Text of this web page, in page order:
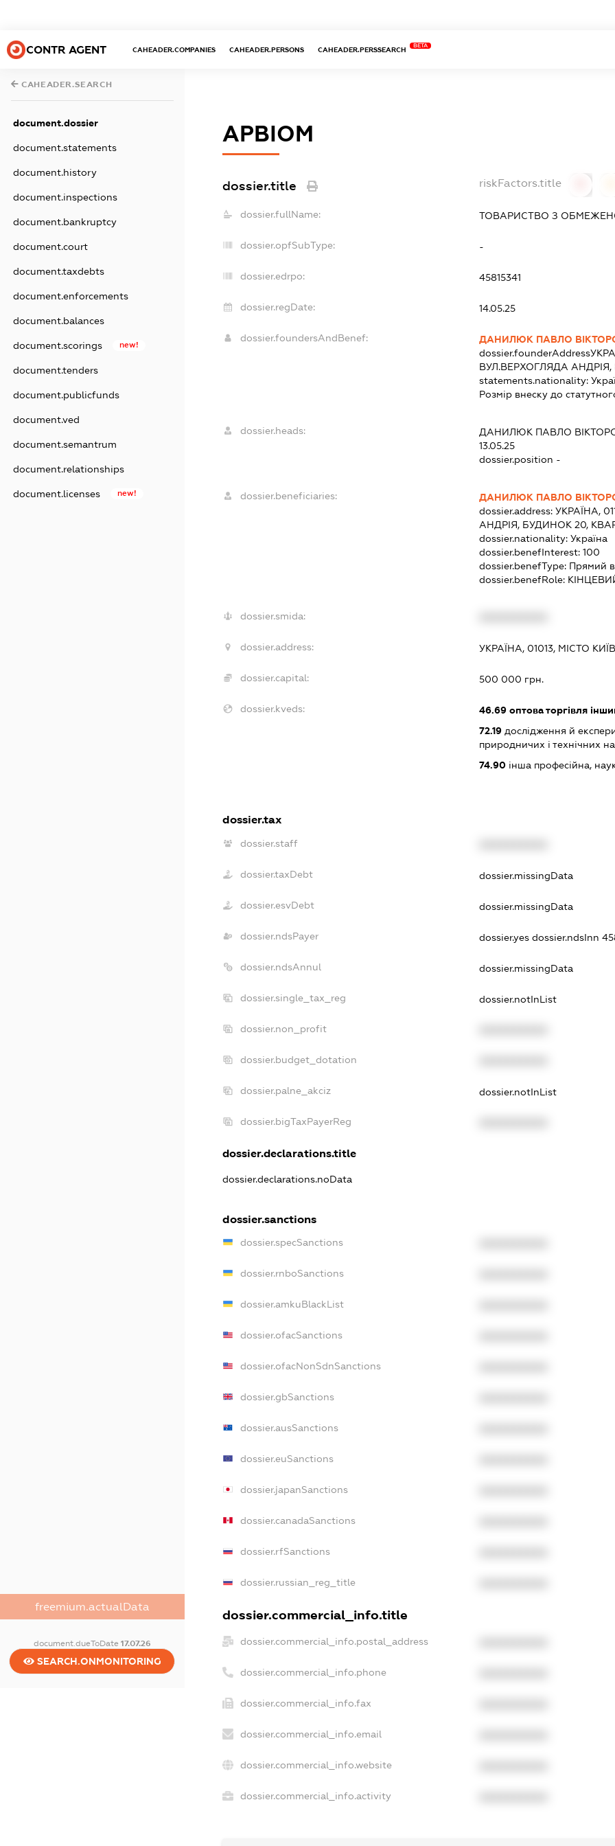
CONTR AGENT CAHEADER.COMPANIES CAHEADER.PERSONS CAHEADER.PERSSEARCH
BETA
CAHEADER.SEARCH
document.dossier
document.statements
document.history
document.inspections
document.bankruptcy
document.court
document.taxdebts
document.enforcements
document.balances
document.scorings new!
document.tenders
document.publicfunds
document.ved
document.semantrum
document.relationships
document.licenses new!
freemium.actualData
document.dueToDate 17.07.26
SEARCH.ONMONITORING
АРВІОМ
dossier.title riskFactors.title
dossier.fullName: ТОВАРИСТВО З
dossier.opfSubType: -
dossier.edrpo: 45815341
dossier.regDate: 14.05.25
dossier.foundersAndBenef:
ДАНИЛЮК ПАВЛО
dossier.founderAddress
ВУЛ.ВЕРХОГЛЯДА
statements.nationality:
Розмір внеску до
dossier.heads: ДАНИЛЮК ПАВЛО
13.05.25
dossier.position -
dossier.beneficiaries:
ДАНИЛЮК ПАВЛО
dossier.address: УКРАЇНА,
АНДРІЯ, БУДИНОК 20,
dossier.nationality: Україна
dossier.benefInterest: 100
dossier.benefType: Прямий
dossier.benefRole:
dossier.smida:
dossier.address: УКРАЇНА, 01013, МІСТО
dossier.capital: 500 000 грн.
dossier.kveds: 46.69оптова торгівля
72.19дослідження й
природничих і технічних
74.90інша професійна,
dossier.tax
dossier.staff
dossier.taxDebt dossier.missingData
dossier.esvDebt dossier.missingData
dossier.ndsPayer dossier.yes dossier.ndsInn
dossier.ndsAnnul dossier.missingData
dossier.single_tax_reg dossier.notInList
dossier.non_profit
dossier.budget_dotation
dossier.palne_akciz dossier.notInList
dossier.bigTaxPayerReg
dossier.declarations.title
dossier.declarations.noData
dossier.sanctions
dossier.specSanctions
dossier.rnboSanctions
dossier.amkuBlackList
dossier.ofacSanctions
dossier.ofacNonSdnSanctions
dossier.gbSanctions
dossier.ausSanctions
dossier.euSanctions
dossier.japanSanctions
dossier.canadaSanctions
dossier.rfSanctions
dossier.russian_reg_title
dossier.commercial_info.title
dossier.commercial_info.postal_address
dossier.commercial_info.phone
dossier.commercial_info.fax
dossier.commercial_info.email
dossier.commercial_info.website
dossier.commercial_info.activity